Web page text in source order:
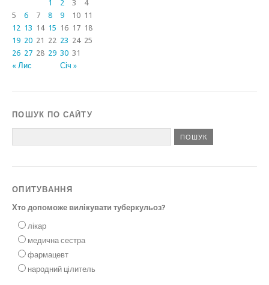
« Лис Січ »
1 2 3
4
5
6 7 8 9 10 11
12 13 14 15 16 17 18
19 20 21 22 23 24 25
26 27 28 29 30 31
ПОШУК ПО САЙТУ
ОПИТУВАННЯ
Хто допоможе вилікувати туберкульоз?
лікар
медична сестра
фармацевт
народний цілитель